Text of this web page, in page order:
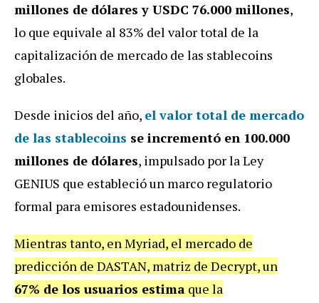
millones de dólares y USDC 76.000 millones,
lo que equivale al 83% del valor total de la
capitalización de mercado de las stablecoins
globales.
Desde inicios del año, elvalor total de mercado
de las stablecoins se incrementó en 100.000
millones de dólares, impulsado por la Ley
GENIUS que estableció un marco regulatorio
formal para emisores estadounidenses.
Mientras tanto, en Myriad, el mercado de
predicción de DASTAN, matriz de Decrypt, un
67% de los usuarios estima que la